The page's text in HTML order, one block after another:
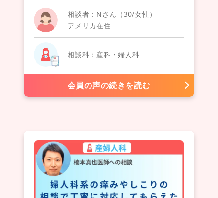
相談者：Nさん（30/女性）
アメリカ在住
相談科：産科・婦人科
会員の声の続きを読む